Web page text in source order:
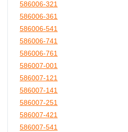
586006-321
586006-361
586006-541
586006-741
586006-761
586007-001
586007-121
586007-141
586007-251
586007-421
586007-541